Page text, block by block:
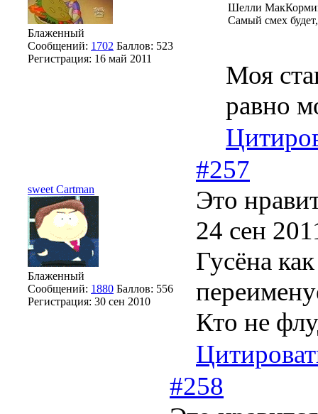
Блаженный
Сообщений: 1702 Баллов: 523
Регистрация: 16 май 2011
Шелли
Самый смех
Моя
равно
sweet Cartman
Блаженный
Сообщений: 1880 Баллов: 556
Регистрация: 30 сен 2010
#257
Это
24 сен
Гусёна
Кто не
#258